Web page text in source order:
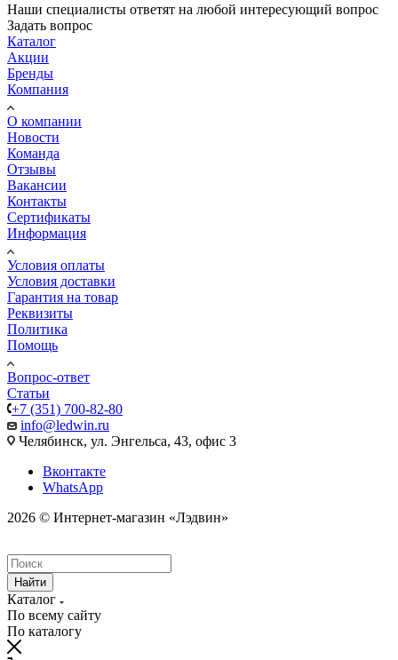
Наши специалисты ответят на любой интересующий вопрос
Задать вопрос
Каталог
Акции
Бренды
Компания
О компании
Новости
Команда
Отзывы
Вакансии
Контакты
Сертификаты
Информация
Условия оплаты
Условия доставки
Гарантия на товар
Реквизиты
Политика
Помощь
Вопрос-ответ
Статьи
+7 (351) 700-82-80
info@ledwin.ru
Челябинск, ул. Энгельса, 43, офис 3
Вконтакте
WhatsApp
2026 © Интернет-магазин «Лэдвин»
Найти
Каталог
По всему сайту
По каталогу